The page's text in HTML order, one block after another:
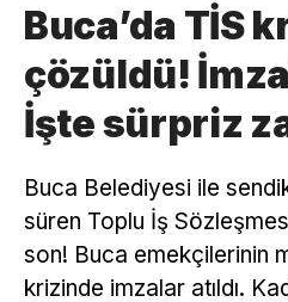
Buca’da TİS
çözüldü!
İşte sürpriz
Buca Belediyesi ile
süren Toplu İş
son! Buca emekçilerinin
krizinde imzalar atıldı.